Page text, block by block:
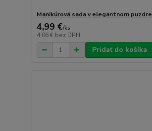
Manikúrová sada v elegantnom puzdre
4,99 €/ks
4,06 € bez DPH
Pridať do košíka